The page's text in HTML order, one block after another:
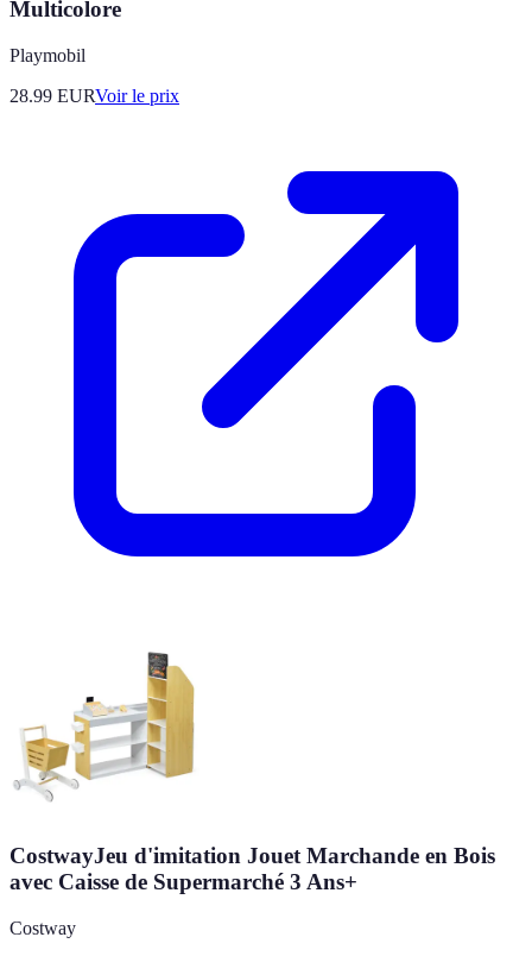
Multicolore
Playmobil
28.99 EURVoir le prix
CostwayJeu d'imitation Jouet Marchande en Bois
avec Caisse de Supermarché 3 Ans+
Costway